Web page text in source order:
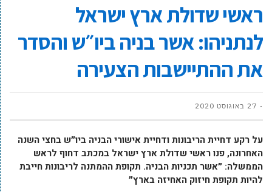
ראשי שדולת ארץ ישראל
לנתניהו: אשר בניה ביו״ש והסדר
את ההתיישבות הצעירה
27 באוגוסט 2020
על רקע דחיית הריבונות ודחיית אישורי הבניה ביו״ש בחצי השנה
האחרונה, פנו ראשי שדולת ארץ ישראל במכתב דחוף לראש
הממשלה: ״אשר תכניות הבניה. תקופת ההמתנה לריבונות חייבת
להיות תקופת חיזוק האחיזה בארץ״